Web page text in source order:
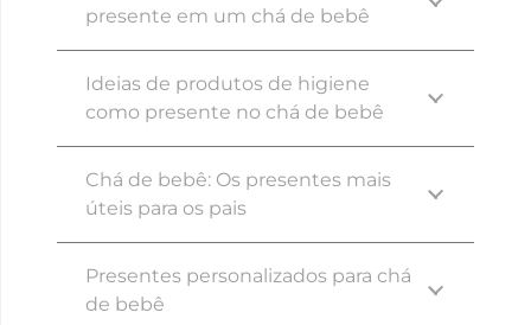
presente em um chá de bebê
Ideias de produtos de higiene
como presente no chá de bebê
Chá de bebê: Os presentes mais
úteis para os pais
Presentes personalizados para chá
de bebê